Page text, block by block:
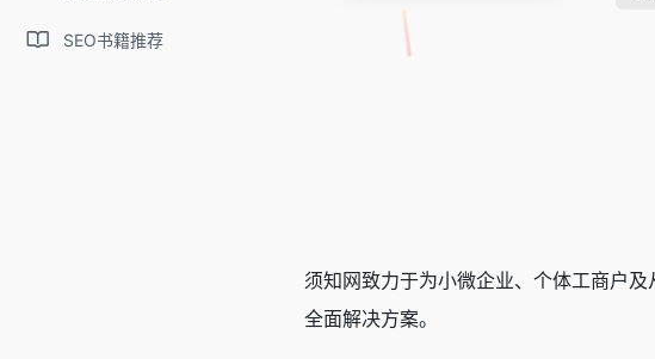
SEO书籍推荐
须知网致力于为小微企业、个体工商户
全面解决方案。